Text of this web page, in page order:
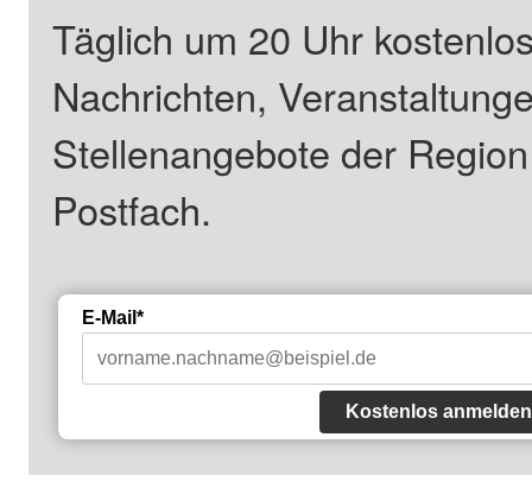
Täglich um 20 Uhr
Nachrichten,
Stellenangebote der
Postfach.
E-Mail*
Kostenlos anmelden